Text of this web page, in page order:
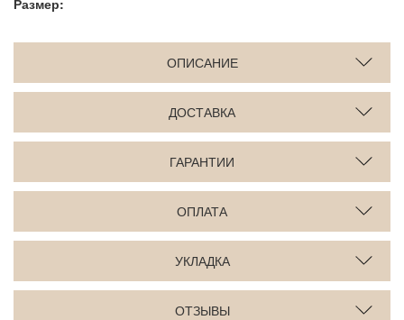
ОПИСАНИЕ
ДОСТАВКА
ГАРАНТИИ
ОПЛАТА
УКЛАДКА
ОТЗЫВЫ